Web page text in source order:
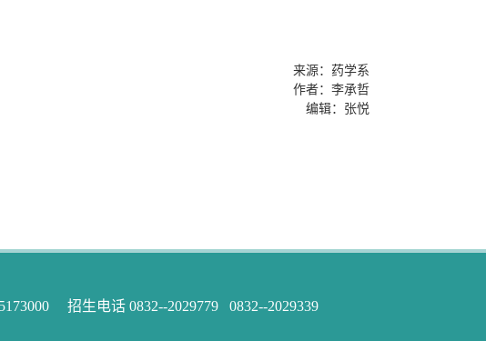
来源：药学系
作者：李承哲
编辑：张悦
招生电话 0832--2029779 0832--2029339